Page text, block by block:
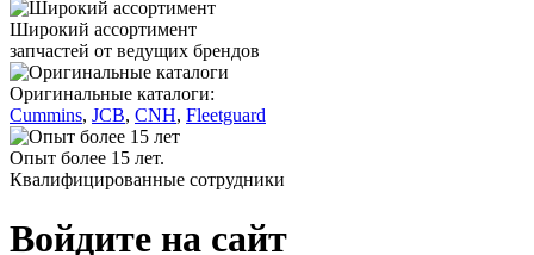
Широкий ассортимент
запчастей от ведущих брендов
Оригинальные каталоги:
Cummins, JCB, CNH, Fleetguard
Опыт более 15 лет.
Квалифицированные сотрудники
Войдите на сайт